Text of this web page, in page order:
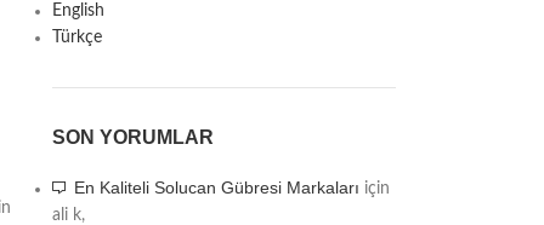
English
Türkçe
SON YORUMLAR
En Kaliteli Solucan Gübresi Markaları için
ali k,